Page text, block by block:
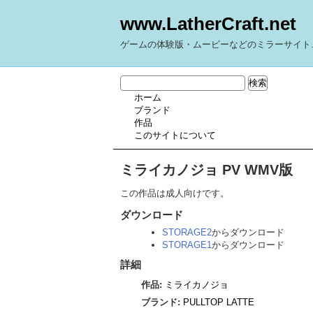
www.LatherCraft.net
ゲームの体験版・ムービーなどのミラーサイト.
ホーム
ブランド
作品
このサイトについて
ミライカノジョ PV WMV版
この作品は成人向けです。
ダウンロード
STORAGE2からダウンロード
STORAGE1からダウンロード
詳細
作品: ミライカノジョ
ブランド: PULLTOP LATTE